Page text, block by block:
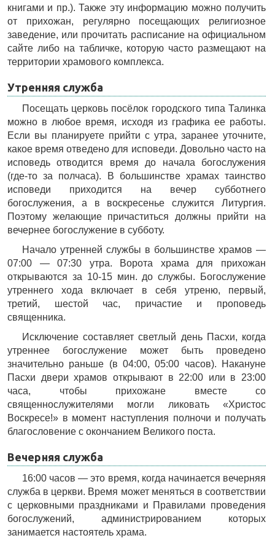
книгами и пр.). Также эту информацию можно получить
от прихожан, регулярно посещающих религиозное
заведение, или прочитать расписание на официальном
сайте либо на табличке, которую часто размещают на
территории храмового комплекса.
Утренняя служба
Посещать церковь посёлок городского типа Талинка
можно в любое время, исходя из графика ее работы.
Если вы планируете прийти с утра, заранее уточните,
какое время отведено для исповеди. Довольно часто на
исповедь отводится время до начала богослужения
(где-то за полчаса). В большинстве храмах таинство
исповеди приходится на вечер субботнего
богослужения, а в воскресенье служится Литургия.
Поэтому желающие причаститься должны прийти на
вечернее богослужение в субботу.
Начало утренней службы в большинстве храмов —
07:00 — 07:30 утра. Ворота храма для прихожан
открываются за 10-15 мин. до службы. Богослужение
утреннего хода включает в себя утреню, первый,
третий, шестой час, причастие и проповедь
священника.
Исключение составляет светлый день Пасхи, когда
утреннее богослужение может быть проведено
значительно раньше (в 04:00, 05:00 часов). Накануне
Пасхи двери храмов открывают в 22:00 или в 23:00
часа, чтобы прихожане вместе со
священнослужителями могли ликовать «Христос
Воскресе!» в момент наступления полночи и получать
благословение с окончанием Великого поста.
Вечерняя служба
16:00 часов — это время, когда начинается вечерняя
служба в церкви. Время может меняться в соответствии
с церковными праздниками и Правилами проведения
богослужений, администрированием которых
занимается настоятель храма.